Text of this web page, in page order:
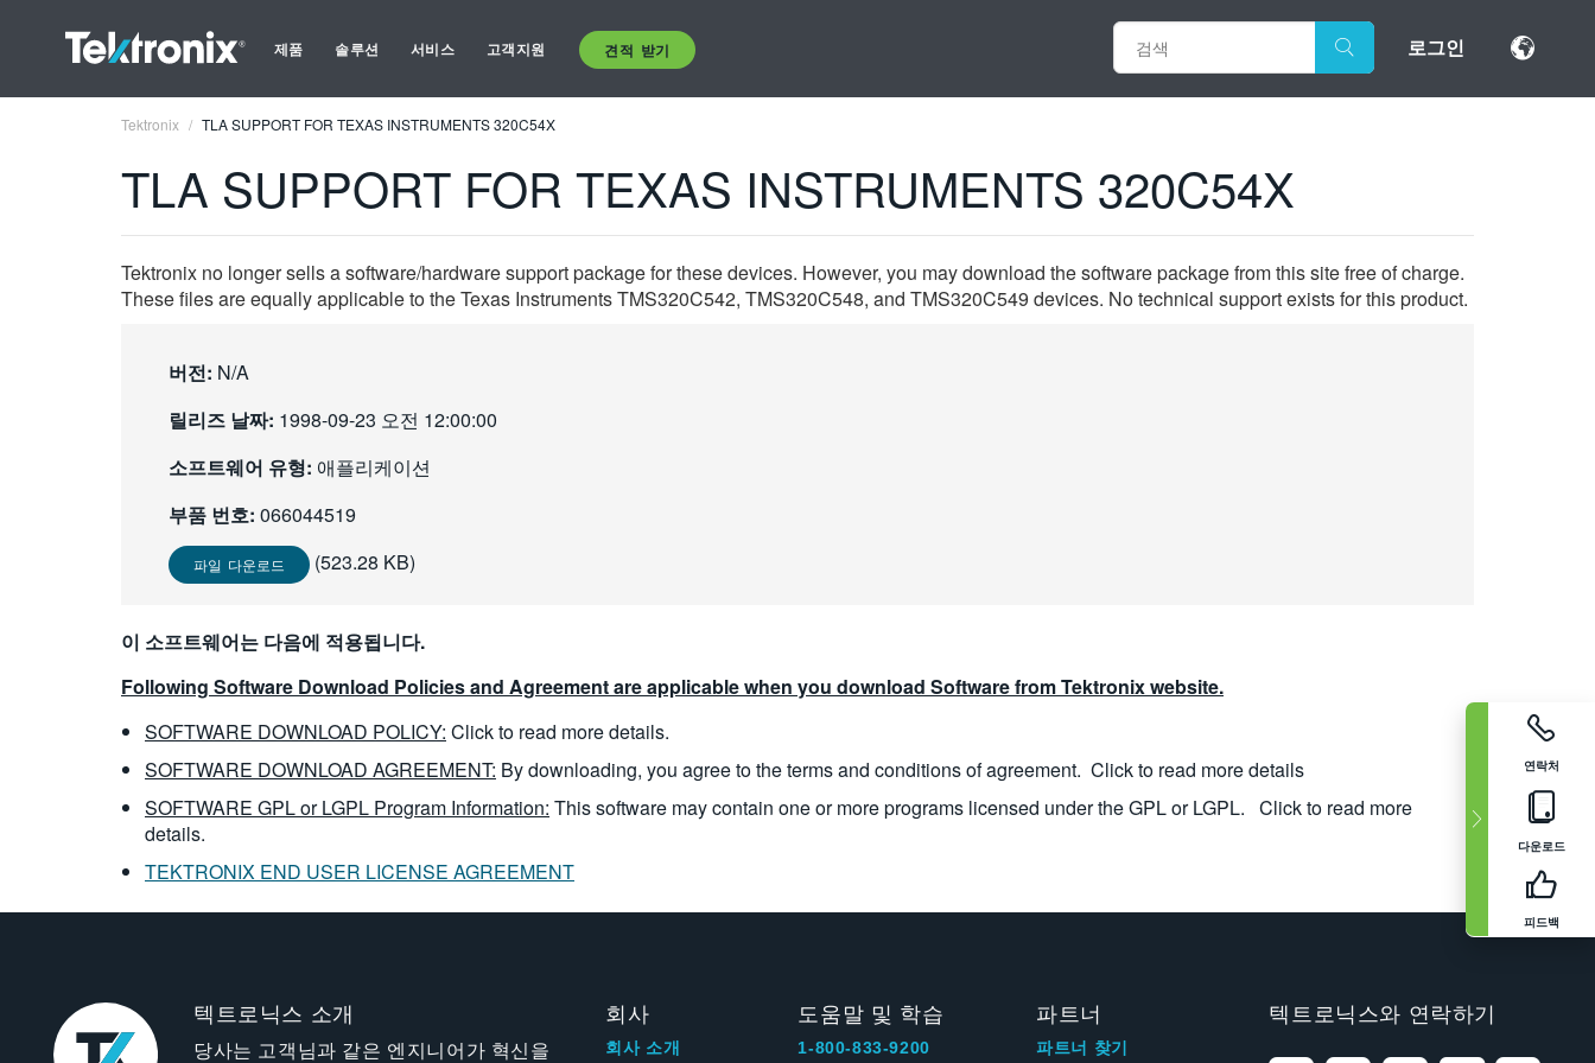
제품 솔루션 서비스 고객지원 견적 받기 로그인
연락처
다운로드
피드백
Tektronix TLA SUPPORT FOR TEXAS INSTRUMENTS 320C54X
TLA SUPPORT FOR TEXAS INSTRUMENTS 320C54X
Tektronix no longer sells a software/hardware support package for these devices. However, you may download the software package from this site free of charge.
These files are equally applicable to the Texas Instruments TMS320C542, TMS320C548, and TMS320C549 devices. No technical support exists for this product.
버전: N/A
릴리즈 날짜: 1998-09-23 오전 12:00:00
소프트웨어 유형: 애플리케이션
부품 번호: 066044519
파일 다운로드 (523.28 KB)
이 소프트웨어는 다음에 적용됩니다.
Following Software Download Policies and Agreement are applicable when you download Software from Tektronix website.
SOFTWARE DOWNLOAD POLICY: Click to read more details.
SOFTWARE DOWNLOAD AGREEMENT: By downloading, you agree to the terms and conditions of agreement. Click to read more details
SOFTWARE GPL or LGPL Program Information: This software may contain one or more programs licensed under the GPL or LGPL. Click to read more
details.
TEKTRONIX END USER LICENSE AGREEMENT
텍트로닉스 소개
당사는 고객님과 같은 엔지니어가 혁신을
회사
회사 소개
도움말 및 학습
1-800-833-9200
파트너
파트너 찾기
텍트로닉스와 연락하기